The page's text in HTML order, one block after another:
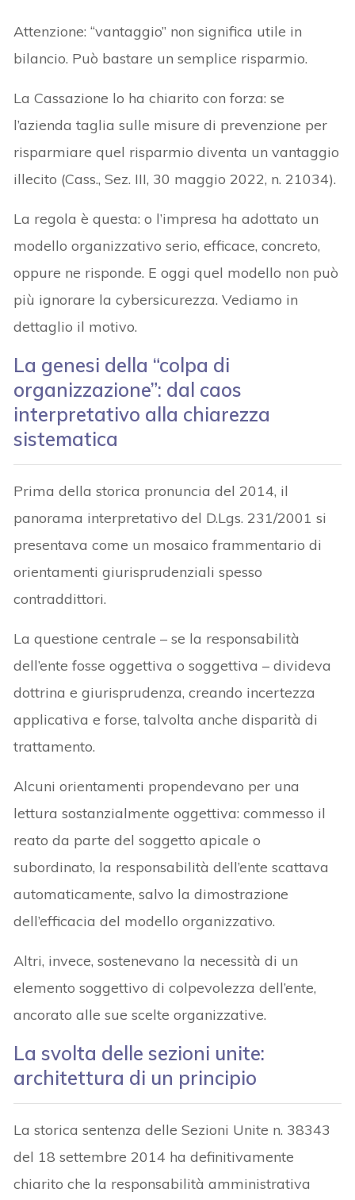
Attenzione: “vantaggio” non significa utile in
bilancio. Può bastare un semplice risparmio.
La Cassazione lo ha chiarito con forza: se
l’azienda taglia sulle misure di prevenzione per
risparmiare quel risparmio diventa un vantaggio
illecito (Cass., Sez. III, 30 maggio 2022, n. 21034).
La regola è questa: o l’impresa ha adottato un
modello organizzativo serio, efficace, concreto,
oppure ne risponde. E oggi quel modello non può
più ignorare la cybersicurezza. Vediamo in
dettaglio il motivo.
La genesi della “colpa di
organizzazione”: dal caos
interpretativo alla chiarezza
sistematica
Prima della storica pronuncia del 2014, il
panorama interpretativo del D.Lgs. 231/2001 si
presentava come un mosaico frammentario di
orientamenti giurisprudenziali spesso
contraddittori.
La questione centrale – se la responsabilità
dell’ente fosse oggettiva o soggettiva – divideva
dottrina e giurisprudenza, creando incertezza
applicativa e forse, talvolta anche disparità di
trattamento.
Alcuni orientamenti propendevano per una
lettura sostanzialmente oggettiva: commesso il
reato da parte del soggetto apicale o
subordinato, la responsabilità dell’ente scattava
automaticamente, salvo la dimostrazione
dell’efficacia del modello organizzativo.
Altri, invece, sostenevano la necessità di un
elemento soggettivo di colpevolezza dell’ente,
ancorato alle sue scelte organizzative.
La svolta delle sezioni unite:
architettura di un principio
La storica sentenza delle Sezioni Unite n. 38343
del 18 settembre 2014 ha definitivamente
chiarito che la responsabilità amministrativa